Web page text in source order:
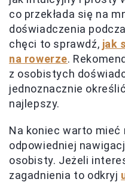
co przekłada się na
doświadczenia
chęci to sprawdź, jak
na rowerze.
z osobistych
jednoznacznie
najlepszy.
Na koniec warto mieć
odpowiedniej
osobisty. Jeżeli
zagadnienia to odkryj